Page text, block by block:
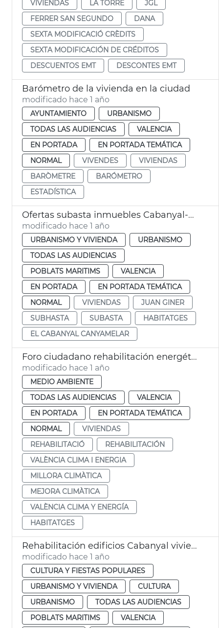
VIVIENDAS LA TORRE
JGL
FERRER SAN SEGUNDO
DANA
SEXTA MODIFICACIÓ CRÈDITS
SEXTA MODIFICACIÓN DE CRÉDITOS
DESCUENTOS EMT
DESCONTES EMT
Barómetro de la vivienda en la ciudad
modificado hace 1 año
AYUNTAMIENTO
URBANISMO
TODAS LAS AUDIENCIAS
VALENCIA
EN PORTADA
EN PORTADA TEMÁTICA
NORMAL
VIVENDES
VIVIENDAS
BARÒMETRE
BARÓMETRO
ESTADÍSTICA
Ofertas subasta inmuebles Cabanyal-Canyamelar València
modificado hace 1 año
URBANISMO Y VIVIENDA
URBANISMO
TODAS LAS AUDIENCIAS
POBLATS MARITIMS
VALENCIA
EN PORTADA
EN PORTADA TEMÁTICA
NORMAL
VIVIENDAS
JUAN GINER
SUBHASTA
SUBASTA
HABITATGES
EL CABANYAL CANYAMELAR
Foro ciudadano rehabilitación energética
modificado hace 1 año
MEDIO AMBIENTE
TODAS LAS AUDIENCIAS
VALENCIA
EN PORTADA
EN PORTADA TEMÁTICA
NORMAL
VIVIENDAS
REHABILITACIÓ
REHABILITACIÓN
VALÈNCIA CLIMA I ENERGIA
MILLORA CLIMÀTICA
MEJORA CLIMÀTICA
VALÈNCIA CLIMA Y ENERGÍA
HABITATGES
Rehabilitación edificios Cabanyal viviendas
modificado hace 1 año
CULTURA Y FIESTAS POPULARES
URBANISMO Y VIVIENDA
CULTURA
URBANISMO
TODAS LAS AUDIENCIAS
POBLATS MARITIMS
VALENCIA